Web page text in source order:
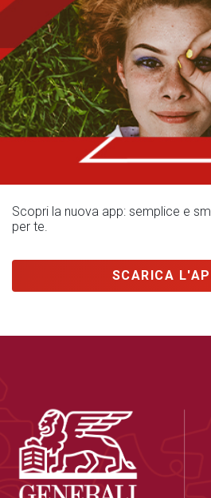
Scopri la nuova app: semplice e
per te.
SCARICA